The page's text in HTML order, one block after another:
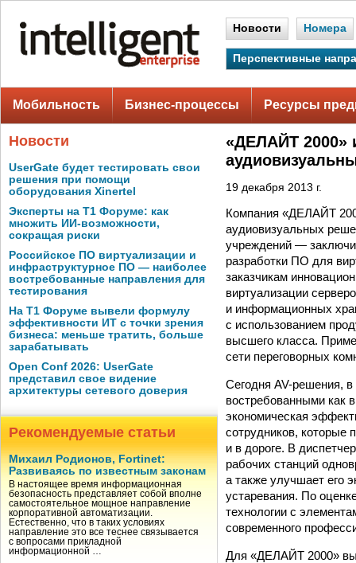
Новости Номера
Перспективные
Мобильность Бизнес-процессы Ресурсы
Новости
UserGate будет тестировать свои
решения при помощи
оборудования Xinertel
Эксперты на Т1 Форуме: как
множить ИИ-возможности,
сокращая риски
Российское ПО виртуализации и
инфраструктурное ПО — наиболее
востребованные направления для
тестирования
На Т1 Форуме вывели формулу
эффективности ИТ с точки зрения
бизнеса: меньше тратить, больше
зарабатывать
Open Conf 2026: UserGate
представил свое видение
архитектуры сетевого доверия
Рекомендуемые статьи
Михаил Родионов, Fortinet:
Развиваясь по известным законам
В настоящее время информационная
безопасность представляет собой вполне
самостоятельное мощное направление
корпоративной автоматизации.
Естественно, что в таких условиях
направление это все теснее связывается
с вопросами прикладной
информационной …
«ДЕЛАЙТ 2000»
19 декабря 2013 г.
Компания «ДЕЛАЙТ
аудиовизуальных
учреждений —
разработки ПО для
заказчикам
виртуализации
и информационных
с использованием
высшего класса.
сети переговорных
Сегодня AV-решения, в
востребованными как
экономическая
сотрудников, которые
и в дороге. В
рабочих станций
а также улучшает его
устаревания. По
технологии с
современного
Для «ДЕЛАЙТ 2000»